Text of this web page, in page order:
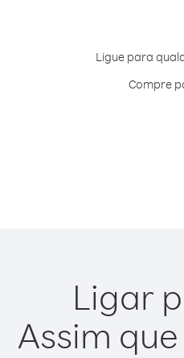
Ligue para
Compre
Ligar
Assim